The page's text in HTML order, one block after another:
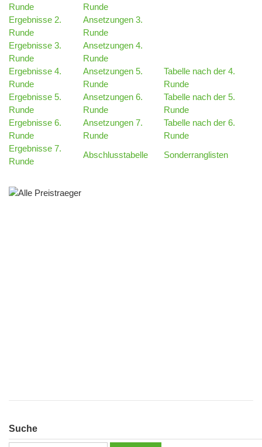
Runde
Runde
Ergebnisse 2.
Runde
Ansetzungen 3.
Runde
Ergebnisse 3.
Runde
Ansetzungen 4.
Runde
Ergebnisse 4.
Runde
Ansetzungen 5.
Runde
Tabelle nach der 4.
Runde
Ergebnisse 5.
Runde
Ansetzungen 6.
Runde
Tabelle nach der 5.
Runde
Ergebnisse 6.
Runde
Ansetzungen 7.
Runde
Tabelle nach der 6.
Runde
Ergebnisse 7.
Runde
Abschlusstabelle Sonderranglisten
Suche